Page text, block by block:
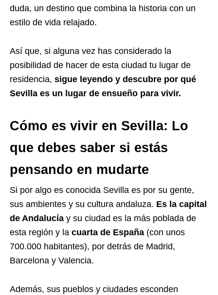
duda, un destino que combina la historia con un
estilo de vida relajado.
Así que, si alguna vez has considerado la
posibilidad de hacer de esta ciudad tu lugar de
residencia, sigue leyendo y descubre por qué
Sevilla es un lugar de ensueño para vivir.
Cómo es vivir en Sevilla: Lo
que debes saber si estás
pensando en mudarte
Si por algo es conocida Sevilla es por su gente,
sus ambientes y su cultura andaluza. Es la capital
de Andalucía y su ciudad es la más poblada de
esta región y la cuarta de España (con unos
700.000 habitantes), por detrás de Madrid,
Barcelona y Valencia.
Además, sus pueblos y ciudades esconden